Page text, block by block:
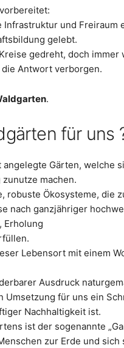
Infrastruktur und Freiraum
gelebt.
gedreht, doch
Antwort verborgen.
.
für uns
Gärten, welche
machen.
robuste Ökosysteme, die
nach ganzjähriger
Erholung
Lebensort mit einem
Ausdruck
Umsetzung für uns ein
Nachhaltigkeit ist.
ist der sogenannte
zur Erde und sich